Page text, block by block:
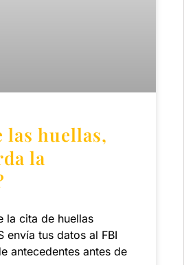
las huellas,
la
la cita de huellas
envía tus datos al FBI
antecedentes antes de